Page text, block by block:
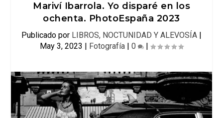
Mariví Ibarrola. Yo disparé en los
ochenta. PhotoEspaña 2023
Publicado por LIBROS, NOCTUNIDAD Y ALEVOSÍA |
May 3, 2023 | Fotografía | 0 |